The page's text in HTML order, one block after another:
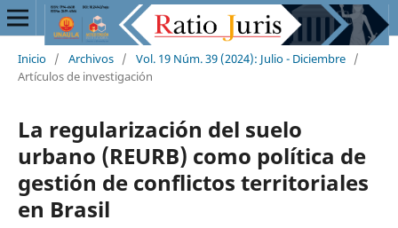
Inicio / Archivos / Vol. 19 Núm. 39 (2024): Julio - Diciembre /
Artículos de investigación
La regularización del suelo
urbano (REURB) como política de
gestión de conflictos territoriales
en Brasil